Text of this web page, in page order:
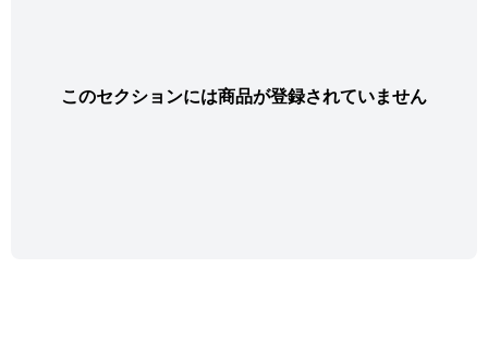
このセクションには商品が登録されていません